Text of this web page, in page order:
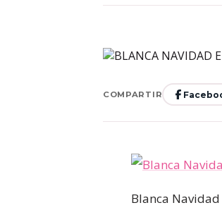
COMPARTIR
Blanca